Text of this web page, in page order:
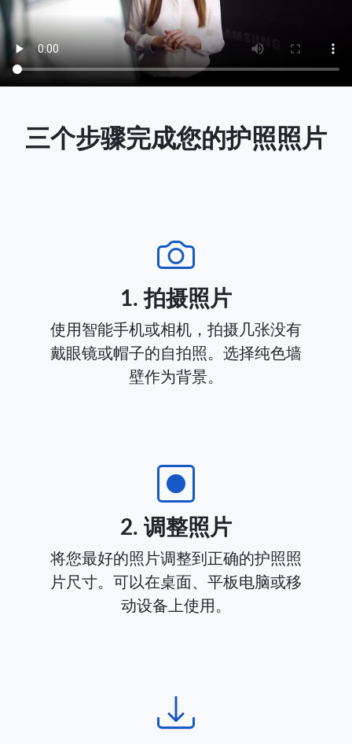
三个步骤完成您的护照照片
1. 拍摄照片
使用智能手机或相机，拍摄几张没有
戴眼镜或帽子的自拍照。选择纯色墙
壁作为背景。
2. 调整照片
将您最好的照片调整到正确的护照照
片尺寸。可以在桌面、平板电脑或移
动设备上使用。